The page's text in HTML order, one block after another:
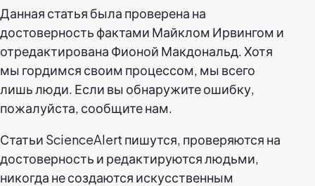
Данная статья была проверена на
достоверность фактами Майклом Ирвингом и
отредактирована Фионой Макдональд. Хотя
мы гордимся своим процессом, мы всего
лишь люди. Если вы обнаружите ошибку,
пожалуйста, сообщите нам.
Статьи ScienceAlert пишутся, проверяются на
достоверность и редактируются людьми,
никогда не создаются искусственным